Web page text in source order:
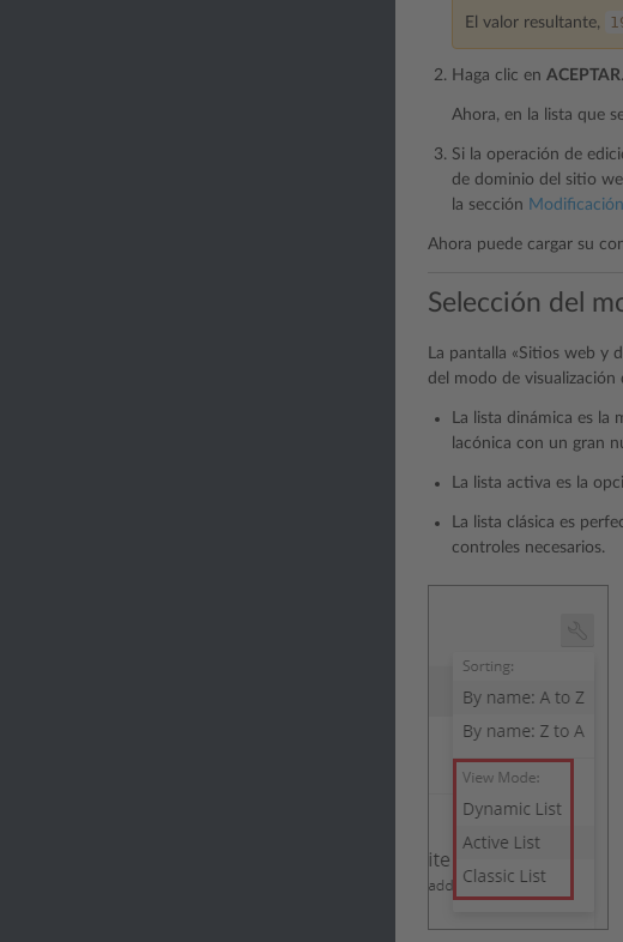
El valor resultante,
Haga clic en ACEPTAR.
Ahora, en la lista que
Si la operación de
de dominio del sitio
la sección
Ahora puede cargar su
Selección del
La pantalla «Sitios web y
del modo de visualización
La lista dinámica es la
lacónica con un gran
La lista activa es la
La lista clásica es
controles necesarios.